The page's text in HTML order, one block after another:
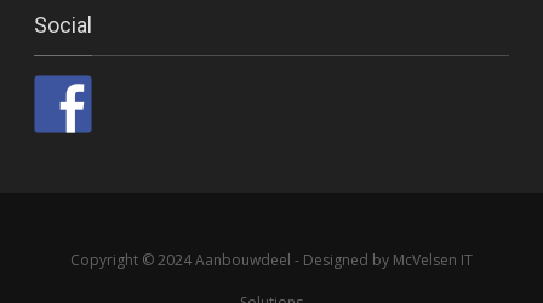
Social
Copyright © 2024 Aanbouwdeel - Designed by McVelsen IT